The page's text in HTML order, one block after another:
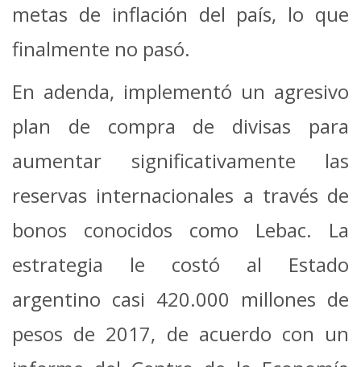
metas de inflación del país, lo que
finalmente no pasó.
En adenda, implementó un agresivo
plan de compra de divisas para
aumentar significativamente las
reservas internacionales a través de
bonos conocidos como Lebac. La
estrategia le costó al Estado
argentino casi 420.000 millones de
pesos de 2017, de acuerdo con un